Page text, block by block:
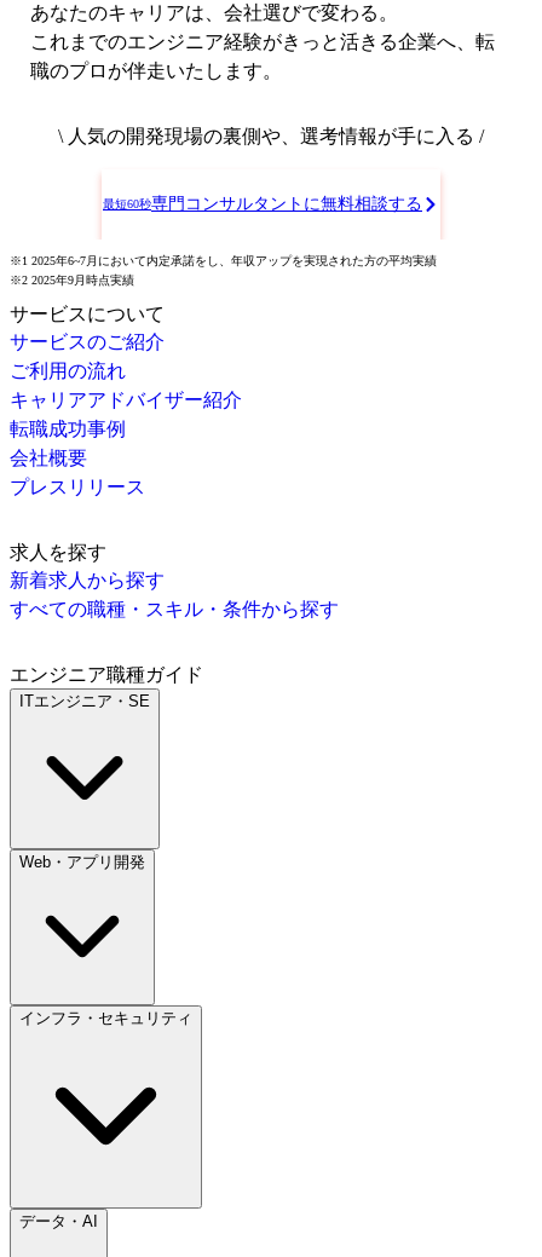
あなたのキャリアは、会社選びで変わる。
これまでのエンジニア経験がきっと活きる企業へ、転
職のプロが伴走いたします。
\ 人気の開発現場の裏側や、選考情報が手に入る /
最短60秒専門コンサルタントに無料相談する
※1 2025年6~7月において内定承諾をし、年収アップを実現された方の平均実績
※2 2025年9月時点実績
サービスについて
サービスのご紹介
ご利用の流れ
キャリアアドバイザー紹介
転職成功事例
会社概要
プレスリリース
求人を探す
新着求人から探す
すべての職種・スキル・条件から探す
エンジニア職種ガイド
ITエンジニア・SE
Web・アプリ開発
インフラ・セキュリティ
データ・AI